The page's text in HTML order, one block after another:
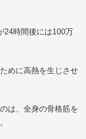
24時間後には100万
めに高熱を生じさせ
は、全身の骨格筋を